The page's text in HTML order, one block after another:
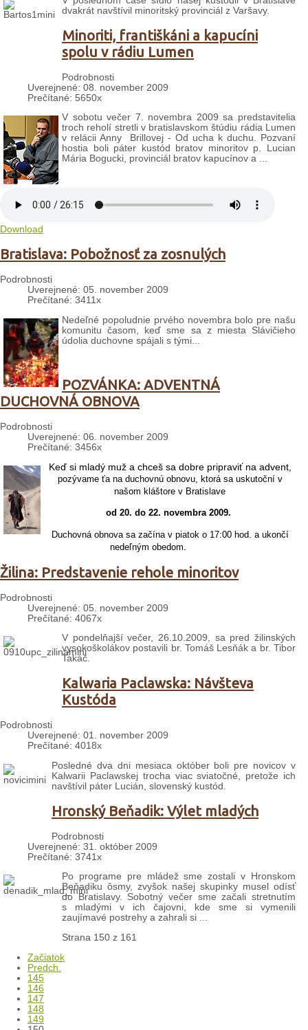
dvakrát navštívil minoritský provinciál z Varšavy.
Minoriti, františkáni a kapucíni
spolu v rádiu Lumen
Podrobnosti
Uverejnené: 08. november 2009
Prečítané: 5650x
V sobotu večer 7. novembra 2009 sa predstavitelia
troch reholí stretli v bratislavskom štúdiu rádia Lumen
v relácii Anny Brillovej - Od ucha k duchu. Pozvaní
hostia boli páter kustód bratov minoritov p. Lucian
Mária Bogucki, provinciál bratov kapucínov a ...
Download
Bratislava: Pobožnosť za zosnulých
Podrobnosti
Uverejnené: 05. november 2009
Prečítané: 3411x
Nedeľné popoludnie prvého novembra bolo pre našu
komunitu časom, keď sme sa z miesta Slávičieho
údolia duchovne spájali s tými...
POZVÁNKA: ADVENTNÁ
DUCHOVNÁ OBNOVA
Podrobnosti
Uverejnené: 06. november 2009
Prečítané: 3456x
Keď si mladý muž a chceš sa dobre pripraviť na advent,
pozývame ťa na duchovnú obnovu, ktorá sa uskutoční v
našom kláštorev Bratislave
od 20. do 22. novembra 2009.
Duchovná obnova sa začína v piatok o 17:00 hod. a ukončí
nedeľným obedom.
Žilina: Predstavenie rehole minoritov
Podrobnosti
Uverejnené: 05. november 2009
Prečítané: 4067x
V pondelňajší večer, 26.10.2009, sa pred žilinských
vysokoškolákov postavili br. Tomáš Lesňák a br. Tibor
Takáč.
Kalwaria Paclawska: Návšteva
Kustóda
Podrobnosti
Uverejnené: 01. november 2009
Prečítané: 4018x
Posledné dva dni mesiaca október boli pre novicov v
Kalwarii Paclawskej trocha viac sviatočné, pretože ich
navštívil páter Lucián, slovenský kustód.
Hronský Beňadik: Výlet mladých
Podrobnosti
Uverejnené: 31. október 2009
Prečítané: 3741x
Po programe pre mládež sme zostali v Hronskom
Beňadiku ôsmy, zvyšok našej skupinky musel odísť
do Bratislavy. Sobotný večer sme začali stretnutím
s mladými v ich čajovni, kde sme si vymenili
zaujímavé postrehy a zahrali si ...
Strana 150 z 161
Začiatok
Predch.
145
146
147
148
149